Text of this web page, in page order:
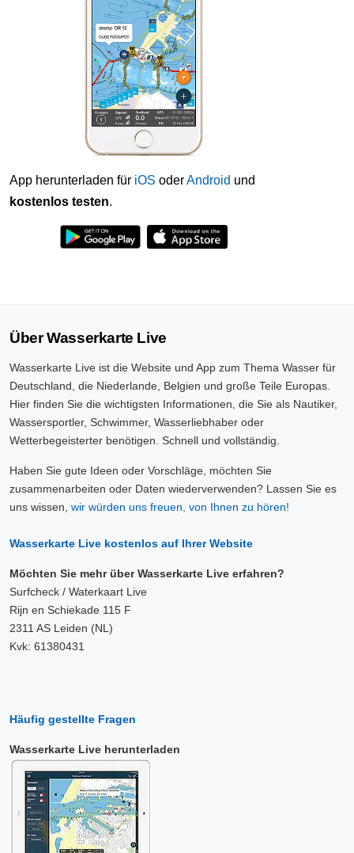
App herunterladen für iOS oderAndroid und
kostenlos testen.
Über Wasserkarte Live
Wasserkarte Live ist die Website und App zum Thema Wasser für
Deutschland, die Niederlande, Belgien und große Teile Europas.
Hier finden Sie die wichtigsten Informationen, die Sie als Nautiker,
Wassersportler, Schwimmer, Wasserliebhaber oder
Wetterbegeisterter benötigen. Schnell und vollständig.
Haben Sie gute Ideen oder Vorschläge, möchten Sie
zusammenarbeiten oder Daten wiederverwenden? Lassen Sie es
uns wissen, wir würden uns freuen, von Ihnen zu hören!
Wasserkarte Live kostenlos auf Ihrer Website
Möchten Sie mehr über Wasserkarte Live erfahren?
Surfcheck / Waterkaart Live
Rijn en Schiekade 115 F
2311 AS Leiden (NL)
Kvk: 61380431
Häufig gestellte Fragen
Wasserkarte Live herunterladen